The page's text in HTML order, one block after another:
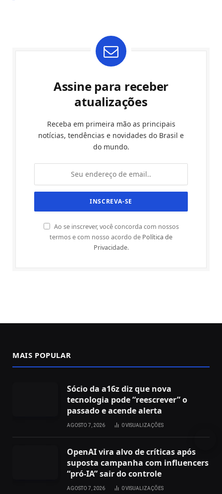
Assine para receber
atualizações
Receba em primeira mão as principais
notícias, tendências e novidades do Brasil e
do mundo.
Ao se inscrever, você concorda com nossos
termos e com nosso acordo de Política de
Privacidade.
MAIS POPULAR
Sócio da a16z diz que nova
tecnologia pode “reescrever” o
passado e acende alerta
AGOSTO 7, 2026 0VISUALIZAÇÕES
OpenAI vira alvo de críticas após
suposta campanha com influencers
“pró-IA” sair do controle
AGOSTO 7, 2026 0VISUALIZAÇÕES